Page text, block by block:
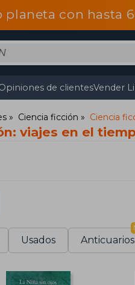
planeta con hasta
de clientesVender
Ciencia ficción Ciencia
viajes en el
Usados Anticuarios